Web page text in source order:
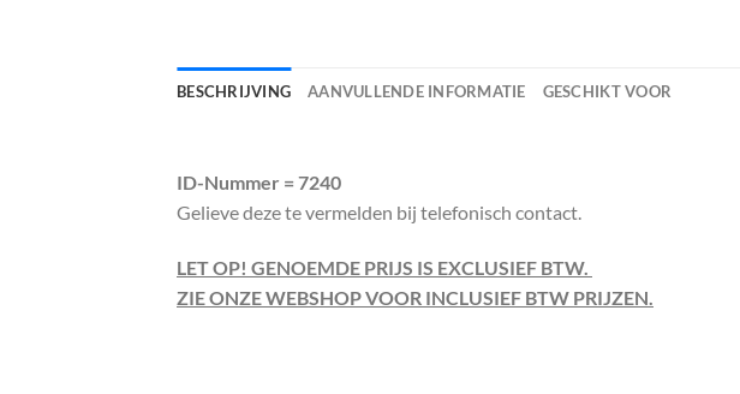
BESCHRIJVING AANVULLENDE INFORMATIE GESCHIKT VOOR
ID-Nummer = 7240
Gelieve deze te vermelden bij telefonisch contact.
LET OP! GENOEMDE PRIJS IS EXCLUSIEF BTW.
ZIE ONZE WEBSHOP VOOR INCLUSIEF BTW PRIJZEN.